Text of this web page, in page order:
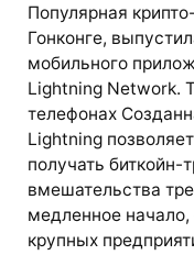
Популярная
Гонконге,
мобильного
Lightning Network.
телефонах
Lightning
получать биткойн-
вмешательства
медленное
крупных